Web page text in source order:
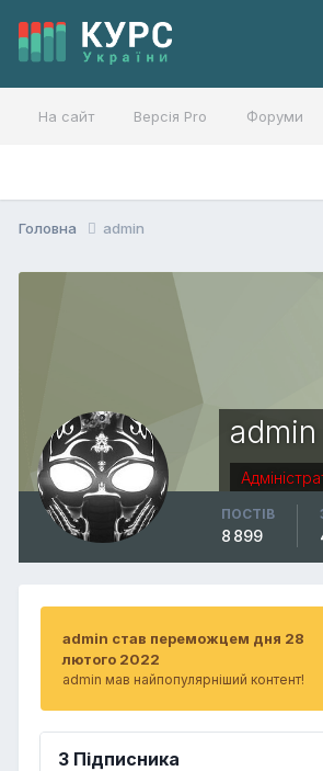
На сайт Версія Pro Форуми
Головна admin
admin
ПОСТІВ
8 899
admin став переможцем дня 28
лютого 2022
admin мав найпопулярніший контент!
3 Підписника